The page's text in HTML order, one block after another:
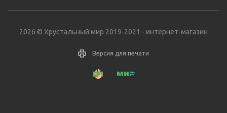
2026 © Хрустальный мир 2019-2021 - интернет-магазин
Версия для печати